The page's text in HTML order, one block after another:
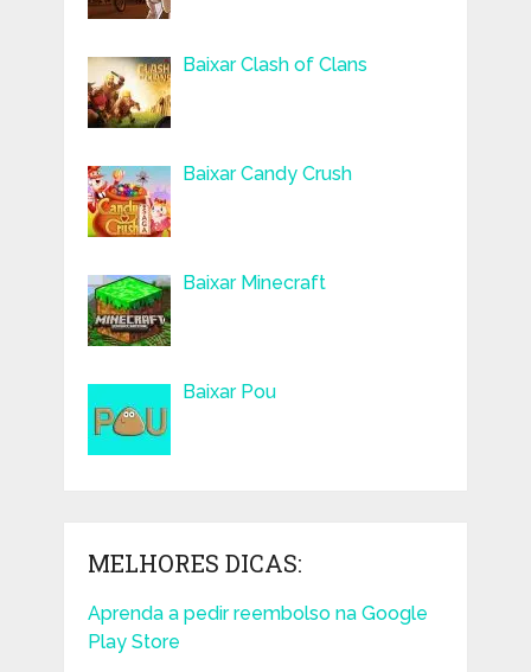
Baixar Clash of Clans
Baixar Candy Crush
Baixar Minecraft
Baixar Pou
MELHORES DICAS:
Aprenda a pedir reembolso na Google
Play Store